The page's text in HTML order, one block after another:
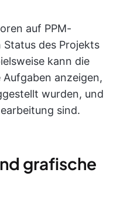
auf PPM-
des Projekts
kann die
anzeigen,
wurden, und
sind.
grafische